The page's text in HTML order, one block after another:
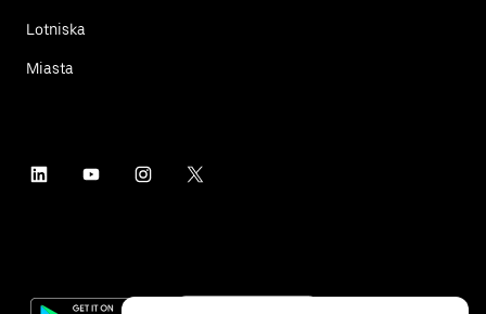
Lotniska
Miasta